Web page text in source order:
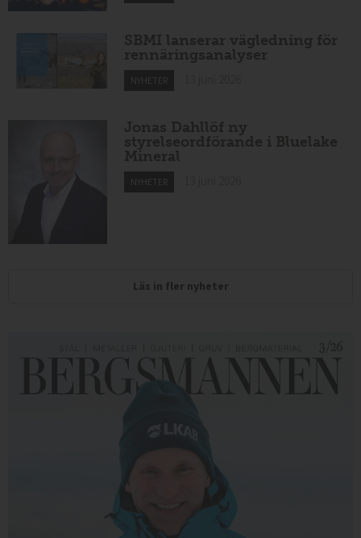
SBMI lanserar vägledning för
rennäringsanalyser
NYHETER
Jonas Dahllöf ny
styrelseordförande i Bluelake
Mineral
NYHETER
Läs in fler nyheter